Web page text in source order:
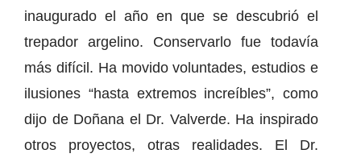
inaugurado el año en que se descubrió el
trepador argelino. Conservarlo fue todavía
más difícil. Ha movido voluntades, estudios e
ilusiones “hasta extremos increíbles”, como
dijo de Doñana el Dr. Valverde. Ha inspirado
otros proyectos, otras realidades. El Dr.